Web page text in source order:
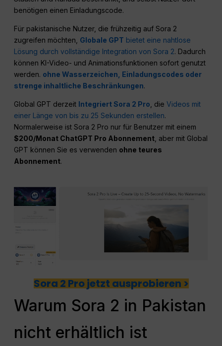
benötigen einen Einladungscode.
Für pakistanische Nutzer, die frühzeitig auf Sora 2
zugreifen möchten, Globale GPT bietet eine nahtlose
Lösung durch vollständige Integration von Sora 2. Dadurch
können KI-Video- und Animationsfunktionen sofort genutzt
werden. ohne Wasserzeichen, Einladungscodes oder
strenge inhaltliche Beschränkungen.
Global GPT derzeit Integriert Sora 2 Pro, dieVideos mit
einer Länge von bis zu 25 Sekunden erstellen.
Normalerweise ist Sora 2 Pro nur für Benutzer mit einem
$200/Monat ChatGPT Pro Abonnement, aber mit Global
GPT können Sie es verwenden ohne teures
Abonnement.
Sora 2 Pro jetzt ausprobieren >
Warum Sora 2 in Pakistan
nicht erhältlich ist